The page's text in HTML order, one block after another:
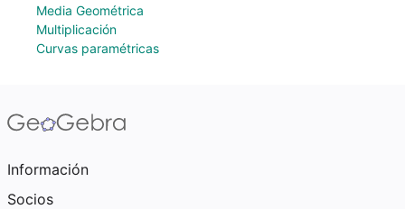
Media Geométrica
Multiplicación
Curvas paramétricas
Información
Socios